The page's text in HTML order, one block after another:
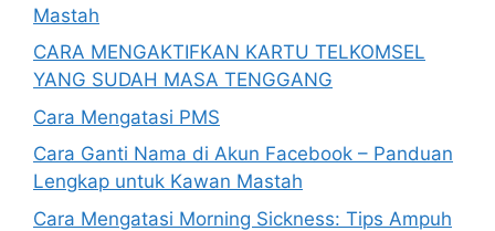
Mastah
CARA MENGAKTIFKAN KARTU TELKOMSEL
YANG SUDAH MASA TENGGANG
Cara Mengatasi PMS
Cara Ganti Nama di Akun Facebook – Panduan
Lengkap untuk Kawan Mastah
Cara Mengatasi Morning Sickness: Tips Ampuh